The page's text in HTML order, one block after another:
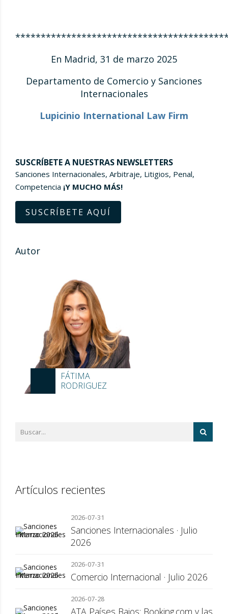
En Madrid, 31 de marzo 2025
Departamento de Comercio y Sanciones
Internacionales
Lupicinio International Law Firm
SUSCRÍBETE A NUESTRAS NEWSLETTERS
Sanciones Internacionales, Arbitraje, Litigios, Penal,
Competencia ¡Y MUCHO MÁS!
SUSCRÍBETE AQUÍ
Autor
FÁTIMA
RODRIGUEZ
Artículos recientes
2026-07-31
Sanciones Internacionales · Julio
2026
2026-07-31
Comercio Internacional · Julio 2026
2026-07-28
ATA Países Bajos: Booking.com y las